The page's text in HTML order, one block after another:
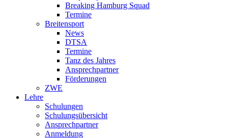
Breaking Hamburg Squad
Termine
Breitensport
News
DTSA
Termine
Tanz des Jahres
Ansprechpartner
Förderungen
ZWE
Lehre
Schulungen
Schulungsübersicht
Ansprechpartner
Anmeldung